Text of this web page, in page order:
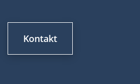
Kontakt